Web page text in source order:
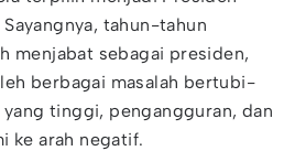
tahun-tahun
menjabat sebagai presiden,
berbagai masalah bertubi-
tinggi, pengangguran, dan
ke arah negatif.